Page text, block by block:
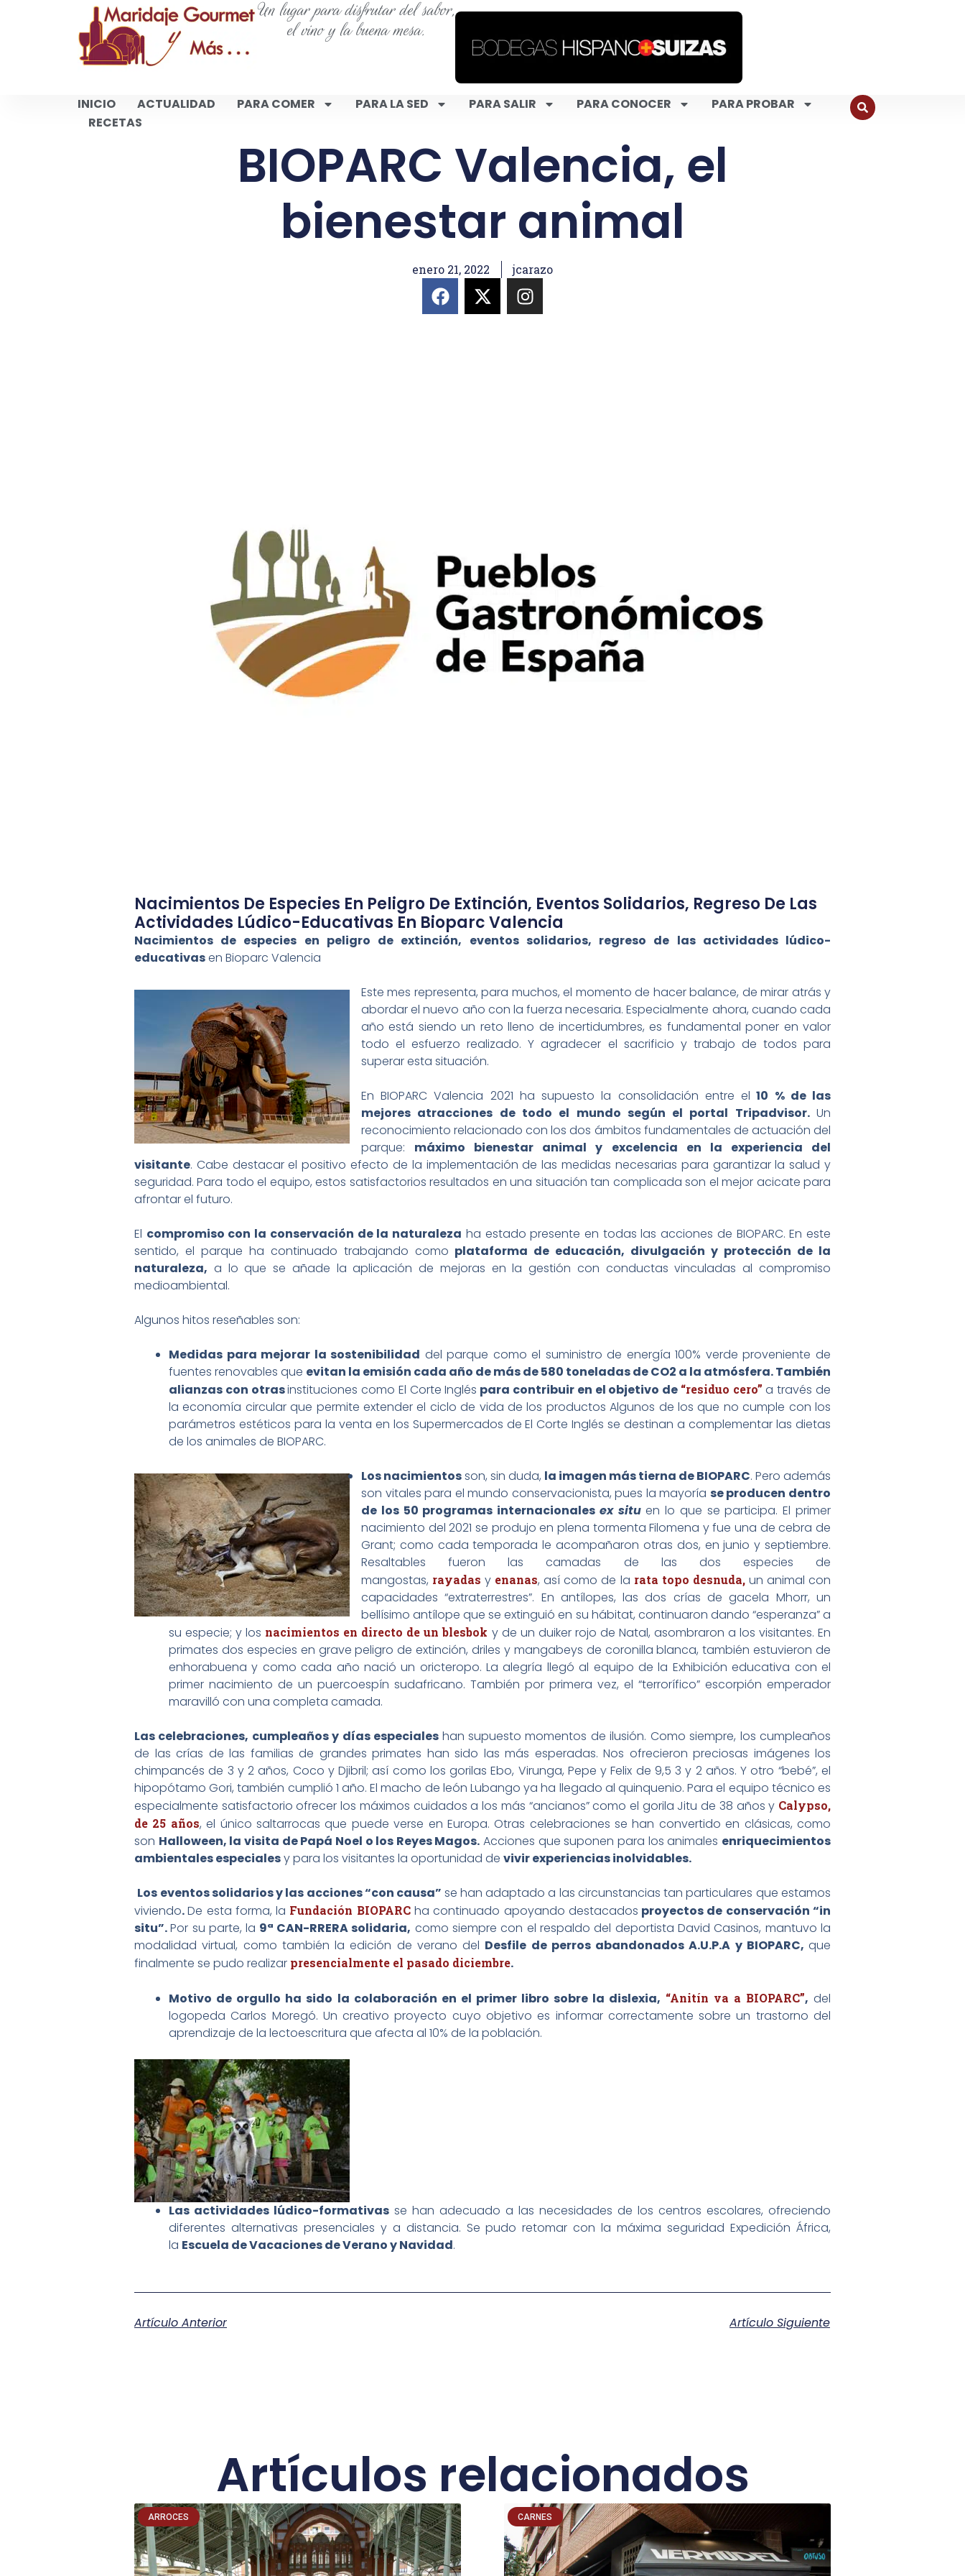
Un lugar para disfrutar del sabor,
el vino y la buena mesa.
INICIO ACTUALIDAD PARA COMER PARA LA SED PARA SALIR PARA CONOCER
PARA PROBAR
RECETAS
BIOPARC Valencia, el
bienestar animal
enero 21, 2022 jcarazo
Nacimientos De Especies En Peligro De Extinción, Eventos Solidarios, Regreso De Las
Actividades Lúdico-Educativas En Bioparc Valencia
Nacimientos de especies en peligro de extinción, eventos solidarios, regreso de las actividades lúdico-
educativasen Bioparc Valencia
Este mes representa, para muchos, el momento de hacer balance, de mirar atrás y
abordar el nuevo año con la fuerza necesaria. Especialmente ahora, cuando cada
año está siendo un reto lleno de incertidumbres, es fundamental poner en valor
todo el esfuerzo realizado. Y agradecer el sacrificio y trabajo de todos para
superar esta situación.
En BIOPARC Valencia 2021 ha supuesto la consolidación entre el 10 % de las
mejores atracciones de todo el mundo según el portal Tripadvisor. Un
reconocimiento relacionado con los dos ámbitos fundamentales de actuación del
parque: máximo bienestar animal y excelencia en la experiencia del
visitante. Cabe destacar el positivo efecto de la implementación de las medidas necesarias para garantizar la salud y
seguridad. Para todo el equipo, estos satisfactorios resultados en una situación tan complicada son el mejor acicate para
afrontar el futuro.
El compromiso con la conservación de la naturaleza ha estado presente en todas las acciones de BIOPARC. En este
sentido, el parque ha continuado trabajando como plataforma de educación, divulgación y protección de la
naturaleza, a lo que se añade la aplicación de mejoras en la gestión con conductas vinculadas al compromiso
medioambiental.
Algunos hitos reseñables son:
Medidas para mejorar la sostenibilidad del parque como el suministro de energía 100% verde proveniente de
fuentes renovables que evitan la emisión cada año de más de 580 toneladas de CO2 a la atmósfera. También
alianzas con otrasinstituciones como El Corte Inglés para contribuir en el objetivo de “residuo cero”a través de
la economía circular que permite extender el ciclo de vida de los productos Algunos de los que no cumple con los
parámetros estéticos para la venta en los Supermercados de El Corte Inglés se destinan a complementar las dietas
de los animales de BIOPARC.
Los nacimientosson, sin duda, la imagen más tierna de BIOPARC. Pero además
son vitales para el mundo conservacionista, pues la mayoría se producen dentro
de los 50 programas internacionales ex situen lo que se participa. El primer
nacimiento del 2021 se produjo en plena tormenta Filomena y fue una de cebra de
Grant; como cada temporada le acompañaron otras dos, en junio y septiembre.
Resaltables fueron las camadas de las dos especies de
mangostas, rayadas y enanas, así como de la rata topo desnuda,un animal con
capacidades “extraterrestres”. En antílopes, las dos crías de gacela Mhorr, un
bellísimo antílope que se extinguió en su hábitat, continuaron dando “esperanza” a
su especie; y los nacimientos en directo de un blesbok y de un duiker rojo de Natal, asombraron a los visitantes. En
primates dos especies en grave peligro de extinción, driles y mangabeys de coronilla blanca, también estuvieron de
enhorabuena y como cada año nació un oricteropo. La alegría llegó al equipo de la Exhibición educativa con el
primer nacimiento de un puercoespín sudafricano. También por primera vez, el “terrorífico” escorpión emperador
maravilló con una completa camada.
Las celebraciones, cumpleaños y días especiales han supuesto momentos de ilusión. Como siempre, los cumpleaños
de las crías de las familias de grandes primates han sido las más esperadas. Nos ofrecieron preciosas imágenes los
chimpancés de 3 y 2 años, Coco y Djibril; así como los gorilas Ebo, Virunga, Pepe y Felix de 9,5 3 y 2 años. Y otro “bebé”, el
hipopótamo Gori, también cumplió 1 año. El macho de león Lubango ya ha llegado al quinquenio. Para el equipo técnico es
especialmente satisfactorio ofrecer los máximos cuidados a los más “ancianos” como el gorila Jitu de 38 años y Calypso,
de 25 años, el único saltarrocas que puede verse en Europa. Otras celebraciones se han convertido en clásicas, como
son Halloween, la visita de Papá Noel o los Reyes Magos. Acciones que suponen para los animales enriquecimientos
ambientales especialesy para los visitantes la oportunidad de vivir experiencias inolvidables.
Los eventos solidarios y las acciones “con causa” se han adaptado a las circunstancias tan particulares que estamos
viviendo.De esta forma, la Fundación BIOPARCha continuado apoyando destacados proyectos de conservación “in
situ”.Por su parte, la 9ª CAN-RRERA solidaria, como siempre con el respaldo del deportista David Casinos, mantuvo la
modalidad virtual, como también la edición de verano del Desfile de perros abandonados A.U.P.A y BIOPARC, que
finalmente se pudo realizar presencialmente el pasado diciembre.
Motivo de orgullo ha sido la colaboración en el primer libro sobre la dislexia, “Anitín va a BIOPARC”, del
logopeda Carlos Moregó. Un creativo proyecto cuyo objetivo es informar correctamente sobre un trastorno del
aprendizaje de la lectoescritura que afecta al 10% de la población.
Las actividades lúdico-formativas se han adecuado a las necesidades de los centros escolares, ofreciendo
diferentes alternativas presenciales y a distancia. Se pudo retomar con la máxima seguridad Expedición África,
la Escuela de Vacaciones de Verano y Navidad.
Artículo Anterior Artículo Siguiente
Artículos relacionados
ARROCES CARNES